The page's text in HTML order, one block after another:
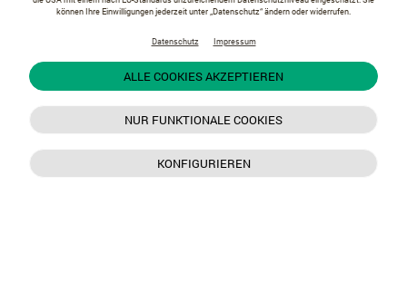
können Ihre Einwilligungen jederzeit unter „Datenschutz“ ändern oder widerrufen.
Datenschutz Impressum
ALLE COOKIES AKZEPTIEREN
NUR FUNKTIONALE COOKIES
KONFIGURIEREN